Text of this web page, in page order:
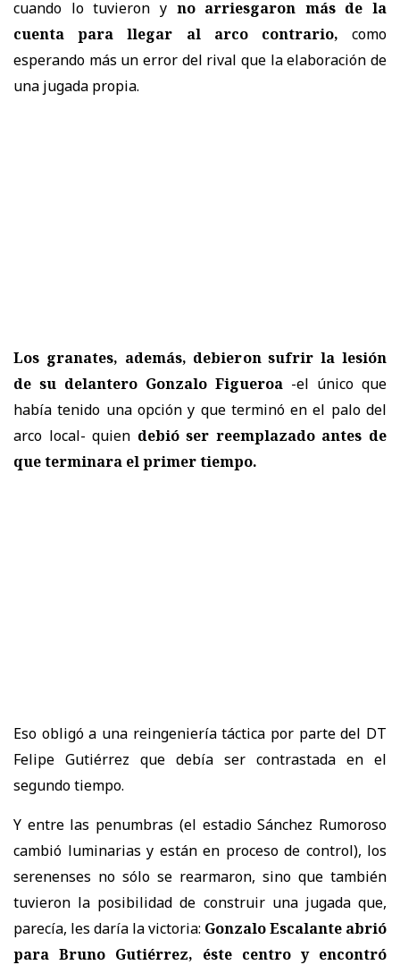
cuando lo tuvieron y no arriesgaron más de la
cuenta para llegar al arco contrario, como
esperando más un error del rival que la elaboración de
una jugada propia.
Los granates, además, debieron sufrir la lesión
de su delantero Gonzalo Figueroa -el único que
había tenido una opción y que terminó en el palo del
arco local- quien debió ser reemplazado antes de
que terminara el primer tiempo.
Eso obligó a una reingeniería táctica por parte del DT
Felipe Gutiérrez que debía ser contrastada en el
segundo tiempo.
Y entre las penumbras (el estadio Sánchez Rumoroso
cambió luminarias y están en proceso de control), los
serenenses no sólo se rearmaron, sino que también
tuvieron la posibilidad de construir una jugada que,
parecía, les daría la victoria: Gonzalo Escalante abrió
para Bruno Gutiérrez, éste centro y encontró